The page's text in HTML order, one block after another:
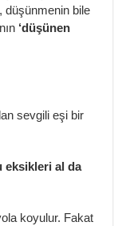
düşünmenin bile
‘düşünen
sevgili eşi bir
eksikleri al da
koyulur. Fakat